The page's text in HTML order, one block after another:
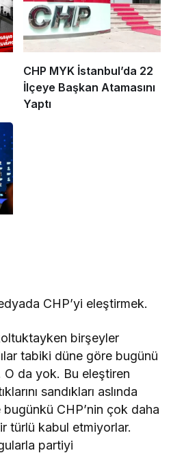
CHP MYK İstanbul’da 22
İlçeye Başkan Atamasını
Yaptı
CHP’yi eleştirmek.
birşeyler
tabiki düne göre bugünü
O da yok. Bu eleştiren
sandıkları aslında
bugünkü CHP’nin çok daha
türlü kabul etmiyorlar.
partiyi